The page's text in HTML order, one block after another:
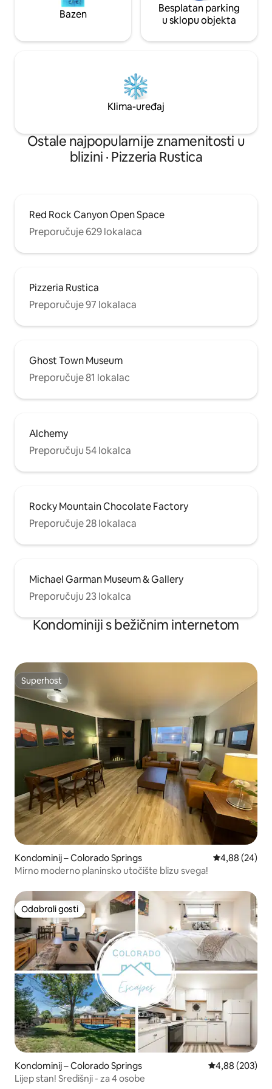
Bazen
Besplatan parking
u sklopu objekta
Klima-uređaj
Ostale najpopularnije znamenitosti u
blizini · Pizzeria Rustica
Red Rock Canyon Open Space
Preporučuje 629 lokalaca
Pizzeria Rustica
Preporučuje 97 lokalaca
Ghost Town Museum
Preporučuje 81 lokalac
Alchemy
Preporučuju 54 lokalca
Rocky Mountain Chocolate Factory
Preporučuje 28 lokalaca
Michael Garman Museum & Gallery
Preporučuju 23 lokalca
Kondominiji s bežičnim internetom
Superhost
Superhost
Kondominij – Colorado Springs Prosječna
4,88 (24)
Mirno moderno planinsko utočište blizu svega!
Odabrali gosti
Odabrali gosti
Kondominij – Colorado Springs Prosječna
4,88 (203)
Lijep stan! Središnji - za 4 osobe